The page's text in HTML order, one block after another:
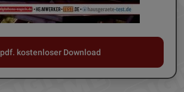
pdf. kostenloser Download